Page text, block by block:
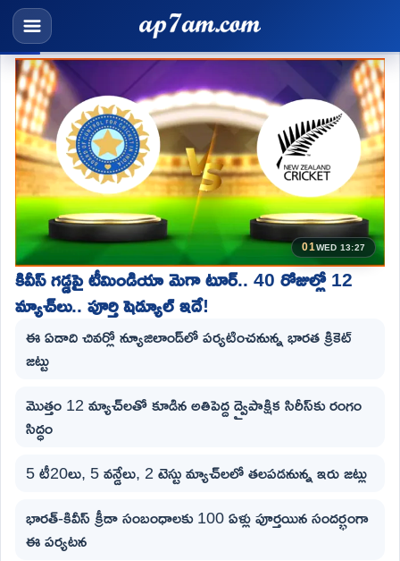
01WED 13:27
కివీస్ గడ్డపై టీమిండియా మెగా టూర్.. 40 రోజుల్లో 12
మ్యాచ్‌లు.. పూర్తి షెడ్యూల్ ఇదే!
ఈ ఏడాది చివర్లో న్యూజిలాండ్‌లో పర్యటించనున్న భారత క్రికెట్
జట్టు
మొత్తం 12 మ్యాచ్‌లతో కూడిన అతిపెద్ద ద్వైపాక్షిక సిరీస్‌కు రంగం
సిద్ధం
5 టీ20లు, 5 వన్డేలు, 2 టెస్టు మ్యాచ్‌లలో తలపడనున్న ఇరు జట్లు
భారత్-కివీస్ క్రీడా సంబంధాలకు 100 ఏళ్లు పూర్తయిన సందర్భంగా
ఈ పర్యటన